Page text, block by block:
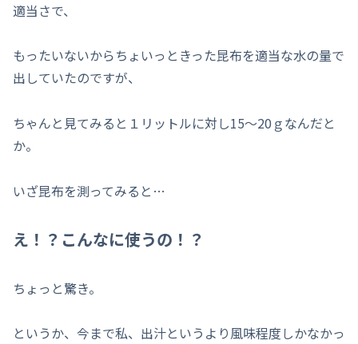
適当さで、
もったいないからちょいっときった昆布を適当な水の量で
出していたのですが、
ちゃんと見てみると１リットルに対し15～20ｇなんだと
か。
いざ昆布を測ってみると…
え！？こんなに使うの！？
ちょっと驚き。
というか、今まで私、出汁というより風味程度しかなかっ